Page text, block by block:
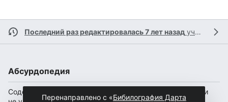
Последний раз редактировалась 7 лет назад участником
Абсурдопедия
Содержание доступно по лицензии
(если
Перенаправлено с «Бибилография Дарта